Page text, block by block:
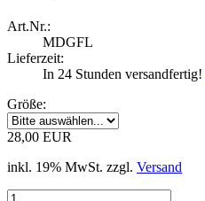
Art.Nr.:
MDGFL
Lieferzeit:
In 24 Stunden versandfertig!
Größe:
28,00 EUR
inkl. 19% MwSt. zzgl. Versand